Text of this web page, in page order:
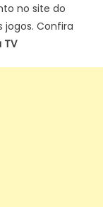
no site do
Confira
TV